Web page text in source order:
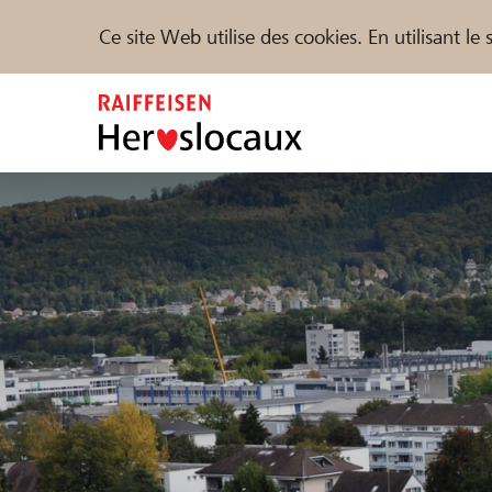
Ce site Web utilise des cookies. En utilisant
Parrainer Soutien & assistance
Trouvez des projets et des organisations
DE FR IT